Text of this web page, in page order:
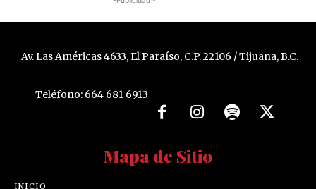
Av. Las Américas 4633, El Paraíso, C.P. 22106 / Tijuana, B.C.
Teléfono: 664 681 6913
Mapa de Sitio
INICIO